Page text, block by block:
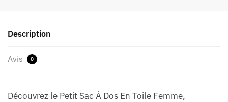
Description
Avis 0
Découvrez le Petit Sac À Dos En Toile Femme,